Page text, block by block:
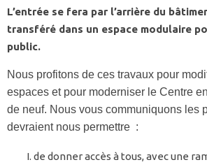
L’entrée se fera par l’arrière du
transféré dans un espace modulaire
public.
Nous profitons de ces travaux pour
espaces et pour moderniser le Centre
de neuf. Nous vous communiquons les
devraient nous permettre :
de donner accès à tous, avec une